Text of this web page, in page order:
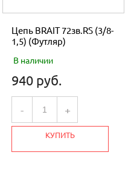
Цепь BRAIT 72зв.RS (3/8-
1,5) (Футляр)
В наличии
940 руб.
- +
КУПИТЬ